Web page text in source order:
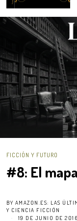
FICCIÓN Y FUTURO
#8: El
BY AMAZON.ES: LAS
Y CIENCIA FICCIÓN
19 DE JUNIO DE 2016